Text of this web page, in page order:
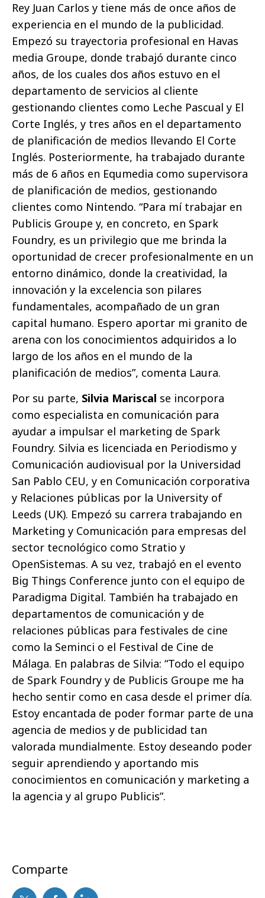
Rey Juan Carlos y tiene más de once años de
experiencia en el mundo de la publicidad.
Empezó su trayectoria profesional en Havas
media Groupe, donde trabajó durante cinco
años, de los cuales dos años estuvo en el
departamento de servicios al cliente
gestionando clientes como Leche Pascual y El
Corte Inglés, y tres años en el departamento
de planificación de medios llevando El Corte
Inglés. Posteriormente, ha trabajado durante
más de 6 años en Equmedia como supervisora
de planificación de medios, gestionando
clientes como Nintendo. “Para mí trabajar en
Publicis Groupe y, en concreto, en Spark
Foundry, es un privilegio que me brinda la
oportunidad de crecer profesionalmente en un
entorno dinámico, donde la creatividad, la
innovación y la excelencia son pilares
fundamentales, acompañado de un gran
capital humano. Espero aportar mi granito de
arena con los conocimientos adquiridos a lo
largo de los años en el mundo de la
planificación de medios”, comenta Laura.
Por su parte, Silvia Mariscal se incorpora
como especialista en comunicación para
ayudar a impulsar el marketing de Spark
Foundry. Silvia es licenciada en Periodismo y
Comunicación audiovisual por la Universidad
San Pablo CEU, y en Comunicación corporativa
y Relaciones públicas por la University of
Leeds (UK). Empezó su carrera trabajando en
Marketing y Comunicación para empresas del
sector tecnológico como Stratio y
OpenSistemas. A su vez, trabajó en el evento
Big Things Conference junto con el equipo de
Paradigma Digital. También ha trabajado en
departamentos de comunicación y de
relaciones públicas para festivales de cine
como la Seminci o el Festival de Cine de
Málaga. En palabras de Silvia: “Todo el equipo
de Spark Foundry y de Publicis Groupe me ha
hecho sentir como en casa desde el primer día.
Estoy encantada de poder formar parte de una
agencia de medios y de publicidad tan
valorada mundialmente. Estoy deseando poder
seguir aprendiendo y aportando mis
conocimientos en comunicación y marketing a
la agencia y al grupo Publicis”.
Comparte